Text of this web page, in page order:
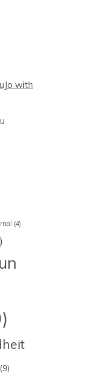
with
(4)
(9)